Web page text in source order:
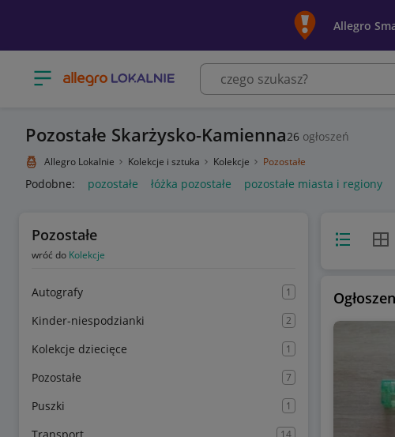
Allegro
Otwórz menu z kategoriami
Pozostałe Skarżysko-Kamienna26 ogłoszeń
Allegro Lokalnie Kolekcje i sztuka Kolekcje Pozostałe
Podobne: pozostałe łóżka pozostałe pozostałe miasta i regiony
Pozostałe
wróć do Kolekcje
Autografy 1
Kinder-niespodzianki 2
Kolekcje dziecięce 1
Pozostałe 7
Puszki 1
14
Widok listy